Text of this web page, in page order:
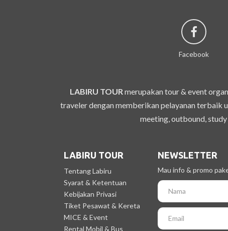
Facebook
LABIRU TOUR merupakan tour & event
traveler dengan memberikan pelayanan terbaik
meeting, outbound,
LABIRU TOUR
Tentang Labiru
Syarat & Ketentuan
Kebijakan Privasi
Tiket Pesawat & Kereta
MICE & Event
Rental Mobil & Bus
NEWSLETTER
Mau info & promo